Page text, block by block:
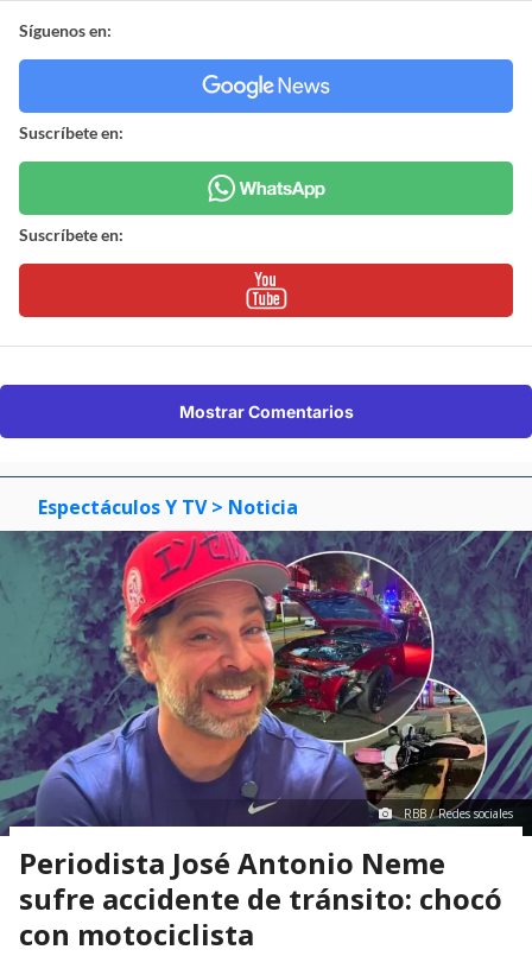
Síguenos en:
Suscríbete en:
Suscríbete en:
Mostrar Comentarios
Espectáculos Y TV > Noticia
RBB / Redes sociales
Periodista José Antonio Neme
sufre accidente de tránsito: chocó
con motociclista